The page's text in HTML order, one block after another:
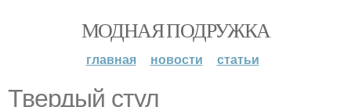
МОДНАЯ ПОДРУЖКА
главная новости статьи
Твердый стул